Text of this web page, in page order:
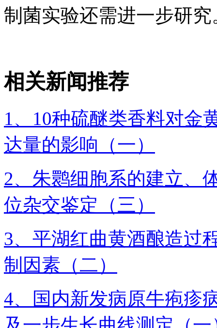
制菌实验还需进一步研究
相关新闻推荐
1、10种硫醚类香料对金
达量的影响（一）
2、朱鹮细胞系的建立、
位杂交鉴定（三）
3、平湖红曲黄酒酿造过
制因素（二）
4、国内新发病原牛疱疹